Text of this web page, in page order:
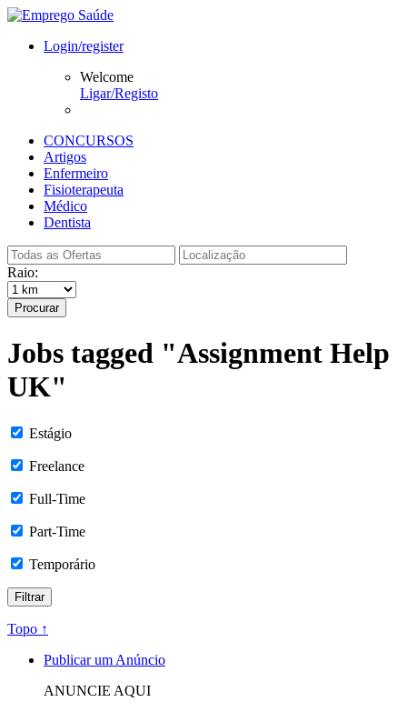
Login/register
Welcome
Ligar/Registo
CONCURSOS
Artigos
Enfermeiro
Fisioterapeuta
Médico
Dentista
Raio:
Procurar
Jobs tagged "Assignment Help
UK"
Estágio
Freelance
Full-Time
Part-Time
Temporário
Topo ↑
Publicar um Anúncio
ANUNCIE AQUI